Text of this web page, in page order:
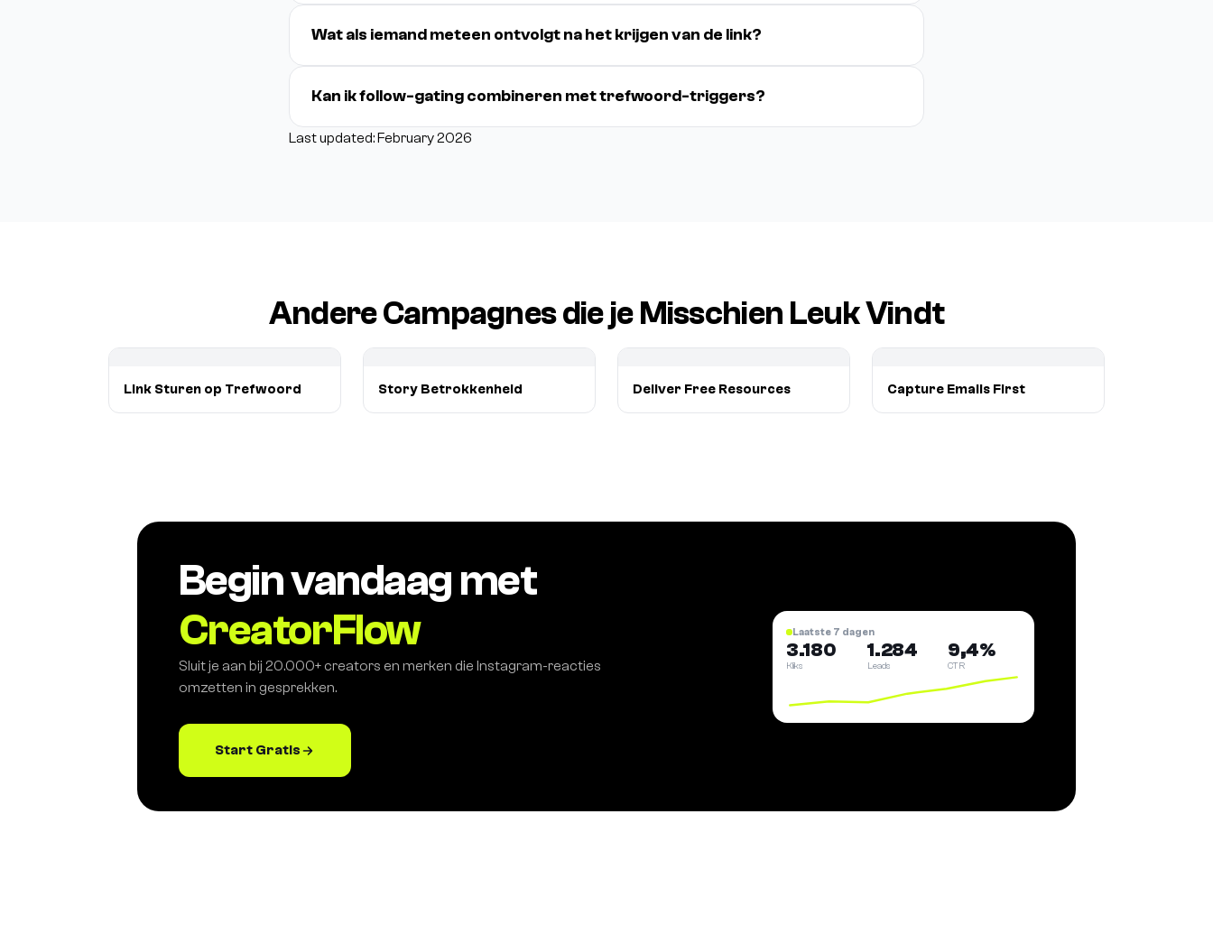
Wat als iemand meteen ontvolgt na het krijgen van de link?
Kan ik follow-gating combineren met trefwoord-triggers?
Last updated: February 2026
Andere Campagnes die je Misschien Leuk Vindt
Link Sturen op Trefwoord Story Betrokkenheid Deliver Free Resources Capture Emails First
Begin vandaag met
CreatorFlow
Sluit je aan bij 20.000+ creators en merken die Instagram-reacties
omzetten in gesprekken.
Start Gratis
Laatste 7 dagen
3.180
Kliks
1.284
Leads
9,4%
CTR